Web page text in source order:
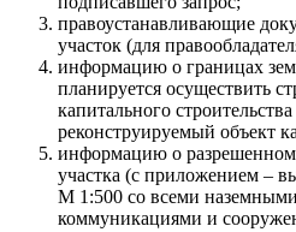
правоустанавливающие
участок (для
информацию о границах
планируется осуществить
капитального
реконструируемый объект
информацию о разрешенном
участка (с приложением –
М 1:500 со всеми
коммуникациями и